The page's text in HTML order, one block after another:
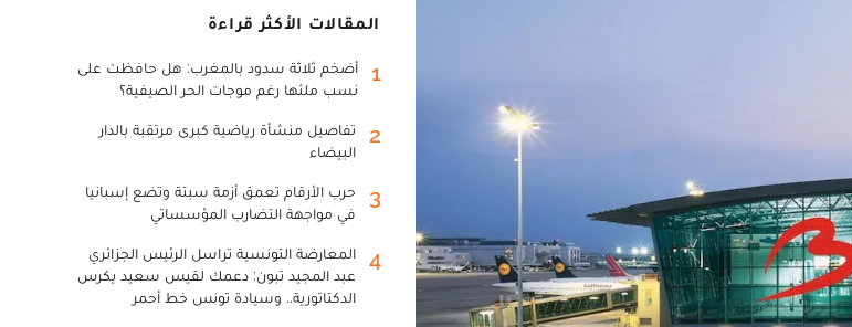
المقالات الأكثر قراءة
1
أضخم ثلاثة سدود بالمغرب: هل حافظت على
نسب ملئها رغم موجات الحر الصيفية؟
2
تفاصيل منشأة رياضية كبرى مرتقبة بالدار
البيضاء
3
حرب الأرقام تعمق أزمة سبتة وتضع إسبانيا
في مواجهة التضارب المؤسساتي
4
المعارضة التونسية تراسل الرئيس الجزائري
عبد المجيد تبون: دعمك لقيس سعيد يكرس
الدكتاتورية.. وسيادة تونس خط أحمر